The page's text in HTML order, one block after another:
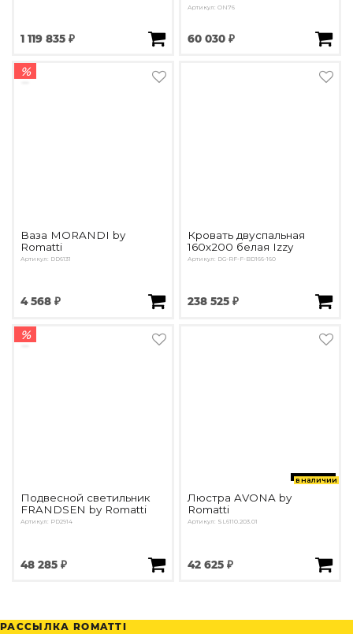
1 119 835 ₽
Артикул: ON76
60 030 ₽
%
Ваза MORANDI by
Romatti
Артикул: DD6131
4 568 ₽
Кровать двуспальная
160х200 белая Izzy
Артикул: DG-RF-F-BD166-160
238 525 ₽
%
Подвесной светильник
FRANDSEN by Romatti
Артикул: PD2914
48 285 ₽
в наличии
Люстра AVONA by
Romatti
Артикул: SL6110.203.01
42 625 ₽
РАССЫЛКА ROMATTI